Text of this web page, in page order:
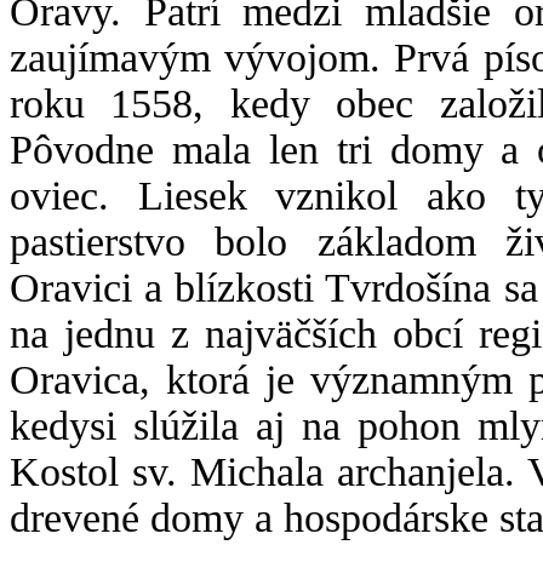
Oravy. Patrí medzi mladšie
zaujímavým vývojom. Prvá
roku 1558, kedy obec
Pôvodne mala len tri domy a
oviec. Liesek vznikol ako
pastierstvo bolo základom
Oravici a blízkosti Tvrdošína
na jednu z najväčších obcí
Oravica, ktorá je významným
kedysi slúžila aj na pohon
Kostol sv. Michala archanjela.
drevené domy a hospodárske